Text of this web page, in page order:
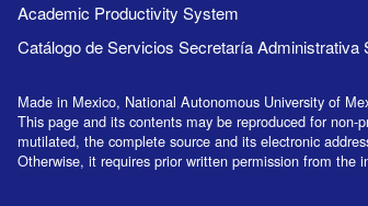
Academic Productivity System
Catálogo de Servicios Secretaría Administrativa
Made in Mexico, National Autonomous University of
This page and its contents may be reproduced for non-
mutilated, the complete source and its electronic
Otherwise, it requires prior written permission from the